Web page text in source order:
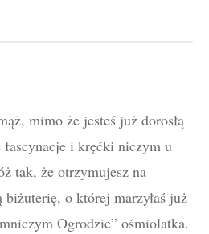
mimo że jesteś już dorosłą
i kręćki niczym u
tak, że otrzymujesz na
o której marzyłaś już
Ogrodzie” ośmiolatka.